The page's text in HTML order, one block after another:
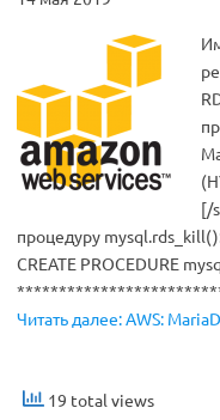
[/
процедуру
CREATE PROCEDURE
Читать далее: AWS:
19 total views